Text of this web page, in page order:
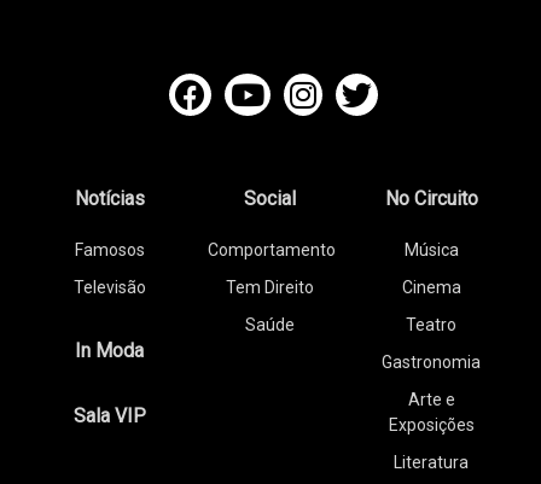
Notícias
Famosos
Televisão
In Moda
Sala VIP
Social
Comportamento
Tem Direito
Saúde
No Circuito
Música
Cinema
Teatro
Gastronomia
Arte e
Exposições
Literatura